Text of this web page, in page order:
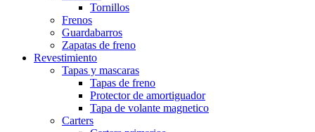
Tornillos
Frenos
Guardabarros
Zapatas de freno
Revestimiento
Tapas y mascaras
Tapas de freno
Protector de amortiguador
Tapa de volante magnetico
Carters